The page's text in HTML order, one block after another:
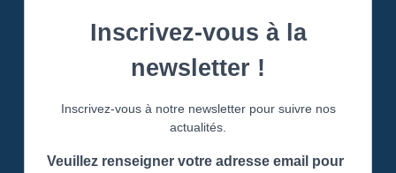
Inscrivez-vous à la
newsletter !
Inscrivez-vous à notre newsletter pour suivre nos
actualités.
Veuillez renseigner votre adresse email pour